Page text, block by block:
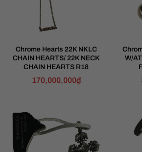
Chrome Hearts 22K NKLC
CHAIN ​​​​HEARTS/ 22K NECK
CHAIN HEARTS R18
170,000,000₫
W/